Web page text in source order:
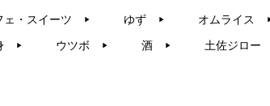
ェ・スイーツ ▶︎ ゆず ▶︎ オムライス
▶︎ ウツボ ▶︎ 酒 ▶︎ 土佐ジロー